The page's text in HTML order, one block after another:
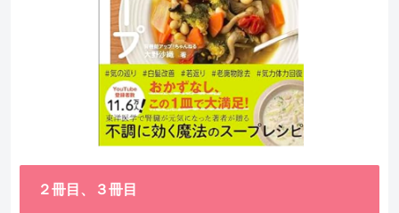
２冊目、３冊目